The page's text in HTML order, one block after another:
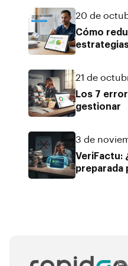
20 de
Cómo
21 de
Los 7
gestionar
3 de
VeriFactu:
preparada